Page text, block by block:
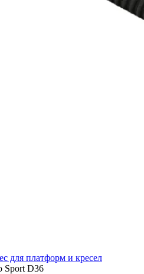
для платформ и кресел
Sport D36